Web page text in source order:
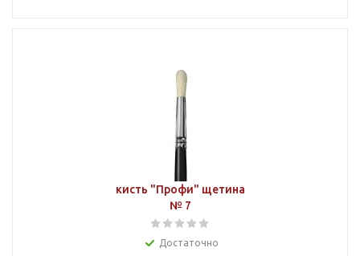
кисть "Профи" щетина
№ 7
Достаточно